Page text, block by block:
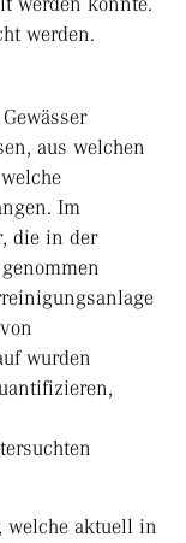
werden.
aus welchen
Im
die in der
wurden
welche aktuell in